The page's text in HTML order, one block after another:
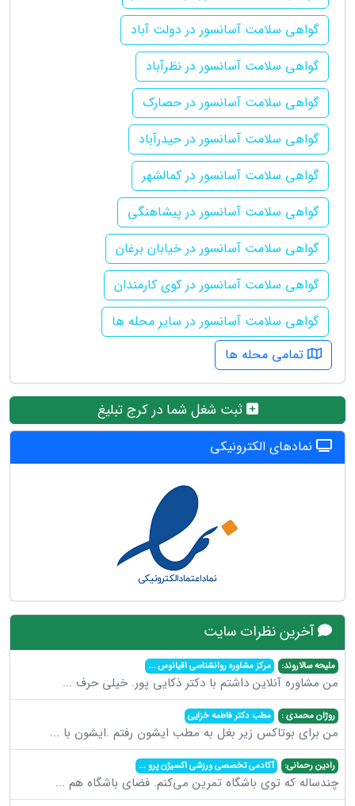
گواهی سلامت آسانسور در دولت آباد
گواهی سلامت آسانسور در نظرآباد
گواهی سلامت آسانسور در حصارک
گواهی سلامت آسانسور در حیدرآباد
گواهی سلامت آسانسور در کمالشهر
گواهی سلامت آسانسور در پیشاهنگی
گواهی سلامت آسانسور در خیابان برغان
گواهی سلامت آسانسور در کوی کارمندان
گواهی سلامت آسانسور در سایر محله ها
تمامی محله ها
ثبت شغل شما در کرج تبلیغ
نمادهای الکترونیکی
آخرین نظرات سایت
ملیحه سالاروند: مرکز مشاوره روانشناسی اقیانوس...
من مشاوره آنلاین داشتم با دکتر ذکایی پور. خیلی حرف ...
روژان محمدی : مطب دکتر فاطمه خزایی
من برای بوتاکس زیر بغل به مطب ایشون رفتم .ایشون با ...
رادین رحمانی: آکادمی تخصصی ورزشی اکسیژن پرو...
چندساله که توی باشگاه تمرین می‌کنم. فضای باشگاه هم ...